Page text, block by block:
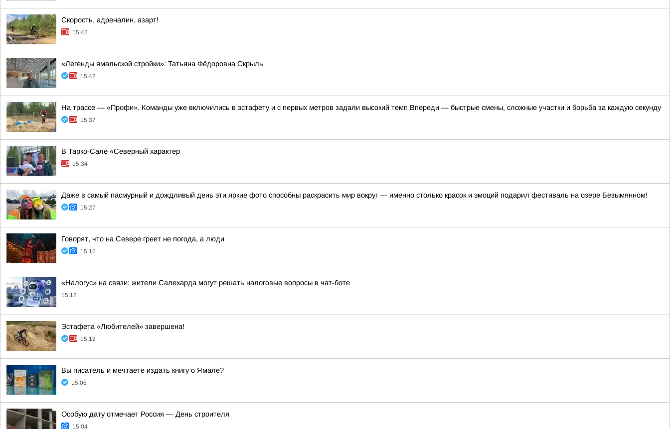
Скорость, адреналин, азарт!
15:42
«Легенды ямальской стройки»: Татьяна Фёдоровна Скрыль
15:42
На трассе — «Профи». Команды уже включились в эстафету и с первых метров задали высокий темп Впереди — быстрые смены, сложные участки и борьба за каждую секунду
15:37
В Тарко-Сале «Северный характер
15:34
Даже в самый пасмурный и дождливый день эти яркие фото способны раскрасить мир вокруг — именно столько красок и эмоций подарил фестиваль на озере Безымянном!
15:27
Говорят, что на Севере греет не погода, а люди
15:15
«Налогус» на связи: жители Салехарда могут решать налоговые вопросы в чат-боте
15:12
Эстафета «Любителей» завершена!
15:12
Вы писатель и мечтаете издать книгу о Ямале?
15:06
Особую дату отмечает Россия — День строителя
15:04